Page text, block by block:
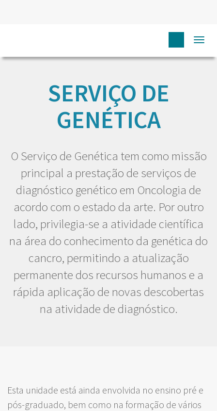
SERVIÇO DE GENÉTICA
SERVIÇO DE
GENÉTICA
O Serviço de Genética tem como missão
principal a prestação de serviços de
diagnóstico genético em Oncologia de
acordo com o estado da arte. Por outro
lado, privilegia-se a atividade científica
na área do conhecimento da genética do
cancro, permitindo a atualização
permanente dos recursos humanos e a
rápida aplicação de novas descobertas
na atividade de diagnóstico.
Esta unidade está ainda envolvida no ensino pré e
pós-graduado, bem como na formação de vários